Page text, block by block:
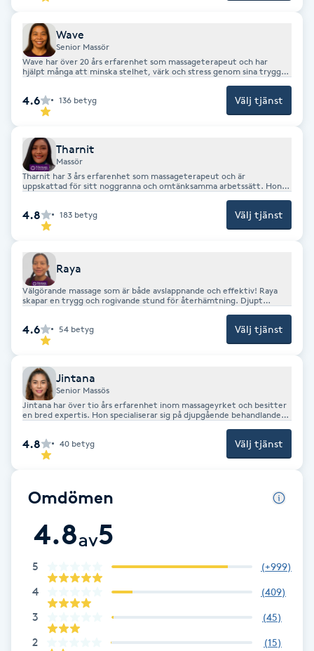
Kinesisk medicin
Kiropraktik
Klangmassage
Klippning
Klippning & Slingor
Klippning ungdom
Koppningsmassage
Kosmetisk tatuering
Kostrådgivning
Kroppsinpackning
Kroppspeeling
Käkledsbehandling
Kärlbehandling
Laserbehandling
Lashlift Keratin
Wave
Senior Massör
Wave har över 20 års erfarenhet som massageterapeut och har
hjälpt många att minska stelhet, värk och stress genom sina trygga
avslappnande oljemassage, fot- och benmassage, gravidmassage
samt hot stone-massage alltid med fokus på kundens välmående och
behov. Wave talar svenska, engelska och thailändska, och är
4.6 136 betyg Välj tjänst
Tharnit
Massör
Tharnit har 3 års erfarenhet som massageterapeut och är
uppskattad för sitt noggranna och omtänksamma arbetssätt. Hon
och benmassage, och anpassar alltid behandlingen efter varje kunds
behov. Tharnit talar engelska och thailändska, samt lite svenska, och
skapar en varm och välkomnande atmosfär där du kan koppla av och
4.8 183 betyg Välj tjänst
Raya
Välgörande massage som är både avslappnande och effektiv! Raya
skapar en trygg och rogivande stund för återhämtning. Djupt
4.6 54 betyg Välj tjänst
Jintana
Senior Massös
Jintana har över tio års erfarenhet inom massageyrket och besitter
en bred expertis. Hon specialiserar sig på djupgående behandlande
benmassage samt anpassad gravidmassage. Med sin långa erfarenhet
ser hon till att varje behandling utgår från dina specifika behov.
4.8 40 betyg Välj tjänst
Omdömen
4.8av5
5 (+999)
4 (409)
3 (45)
2 (15)